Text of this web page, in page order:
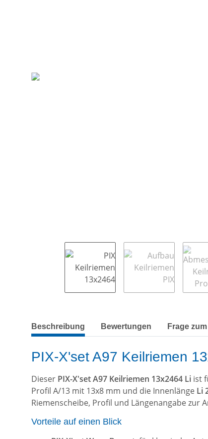
weitere Registerkarten anzeigen
Beschreibung Bewertungen Frage
PIX-X'set A97 Keilriemen
Dieser PIX-X'set A97 Keilriemen 13x2464 Li ist
Profil A/13 mit 13x8 mm und die Innenlänge Li
Riemenscheibe, Profil und Längenangabe zur
Vorteile auf einen Blick